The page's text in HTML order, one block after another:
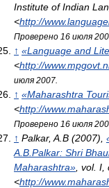
Institute of Indian
<http://
Проверено 16 июля
↑ «Language and
<http://
июля 2007.
↑ «Maharashtra
<http://
Проверено 16 июля
↑ Palkar, A.B (2007),
A.B.Palkar: Shri
Maharashtra» , vol. I,
<http://